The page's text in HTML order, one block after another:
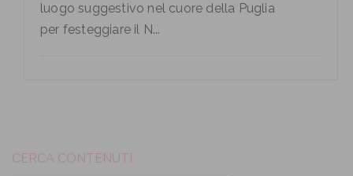
luogo suggestivo nel cuore della Puglia
per festeggiare il N...
CERCA CONTENUTI